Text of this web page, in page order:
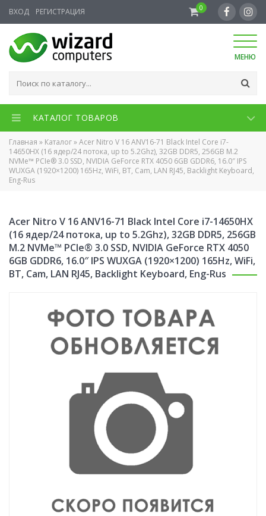
ВХОД РЕГИСТРАЦИЯ 0
МЕНЮ
КАТАЛОГ ТОВАРОВ
Главная » Каталог»Acer Nitro V 16 ANV16-71 Black Intel Core i7-
14650HX (16 ядер/24 потока, up to 5.2Ghz), 32GB DDR5, 256GB M.2
NVMe™ PCIe® 3.0 SSD, NVIDIA GeForce RTX 4050 6GB GDDR6, 16.0″ IPS
WUXGA (1920×1200) 165Hz, WiFi, BT, Cam, LAN RJ45, Backlight Keyboard,
Eng-Rus
Acer Nitro V 16 ANV16-71 Black Intel Core i7-14650HX
(16 ядер/24 потока, up to 5.2Ghz), 32GB DDR5, 256GB
M.2 NVMe™ PCIe® 3.0 SSD, NVIDIA GeForce RTX 4050
6GB GDDR6, 16.0″ IPS WUXGA (1920×1200) 165Hz, WiFi,
BT, Cam, LAN RJ45, Backlight Keyboard, Eng-Rus